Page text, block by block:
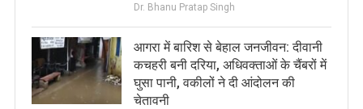
Dr. Bhanu Pratap Singh
आगरा में बारिश से बेहाल जनजीवन: दीवानी
कचहरी बनी दरिया, अधिवक्ताओं के चैंबरों में
घुसा पानी, वकीलों ने दी आंदोलन की
चेतावनी